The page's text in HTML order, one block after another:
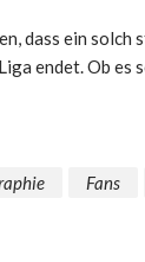
dass ein solch
endet. Ob es
Fans